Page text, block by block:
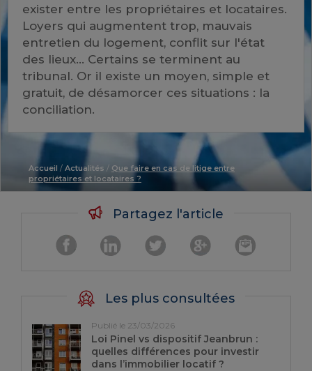
exister entre les propriétaires et locataires.
Loyers qui augmentent trop, mauvais
entretien du logement, conflit sur l'état
des lieux... Certains se terminent au
tribunal. Or il existe un moyen, simple et
gratuit, de désamorcer ces situations : la
conciliation.
Accueil / Actualités / Que faire en cas de litige entre
propriétaires et locataires ?
Partagez l'article
Les plus consultées
Publié le 23/03/2026
Loi Pinel vs dispositif Jeanbrun :
quelles différences pour investir
dans l’immobilier locatif ?